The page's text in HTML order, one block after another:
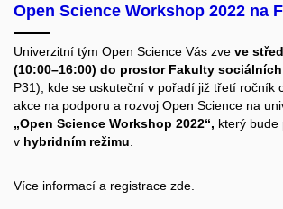
Open Science Workshop 2022 na
Univerzitní tým Open Science Vás zve ve
(10:00–16:00) do prostor Fakulty
P31), kde se uskuteční v pořadí již třetí ročník
akce na podporu a rozvoj Open Science na
„Open Science Workshop 2022“, který bude
v hybridním režimu
Více informací a registrace zde.